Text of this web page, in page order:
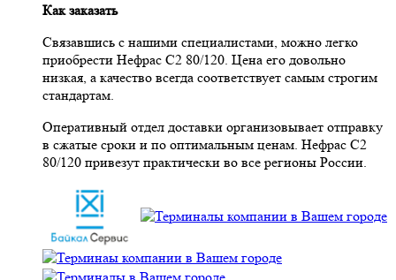
Как заказать
Связавшись с нашими специалистами, можно легко
приобрести Нефрас С2 80/120. Цена его довольно
низкая, а качество всегда соответствует самым строгим
стандартам.
Оперативный отдел доставки организовывает отправку
в сжатые сроки и по оптимальным ценам. Нефрас С2
80/120 привезут практически во все регионы России.